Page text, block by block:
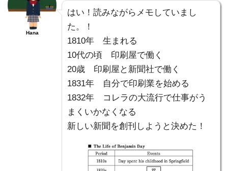
Hana
はい！読みながらメモしていまし
た。！
1810年 生まれる
10代の頃 印刷屋で働く
20歳 印刷屋と新聞社で働く
1831年 自分で印刷業を始める
1832年 コレラの大流行で仕事がう
まくいかなくなる
新しい新聞を創刊しようと決めた！